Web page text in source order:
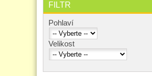
FILTR
Pohlaví
Velikost